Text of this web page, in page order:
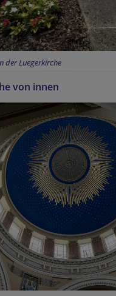
der Luegerkirche
von innen